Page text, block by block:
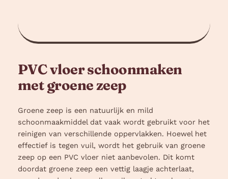
PVC vloer schoonmaken
met groene zeep
Groene zeep is een natuurlijk en mild
schoonmaakmiddel dat vaak wordt gebruikt voor het
reinigen van verschillende oppervlakken. Hoewel het
effectief is tegen vuil, wordt het gebruik van groene
zeep op een PVC vloer niet aanbevolen. Dit komt
doordat groene zeep een vettig laagje achterlaat,